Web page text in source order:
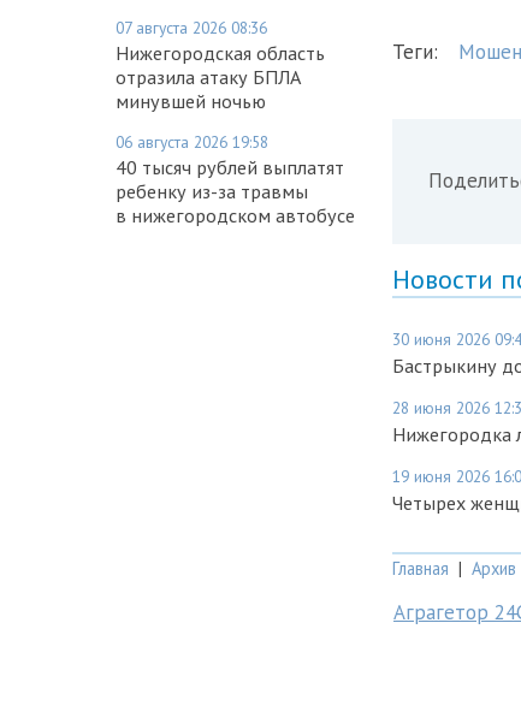
07 августа 2026 08:36
Нижегородская область
отразила атаку БПЛА
минувшей ночью
06 августа 2026 19:58
40 тысяч рублей выплатят
ребенку из-за травмы
в нижегородском автобусе
Теги:
Новости
30 июня 2026
Бастрыкину
28 июня 2026
Нижегородка
19 июня 2026
Четырех
Главная | Архив
Аграгетор